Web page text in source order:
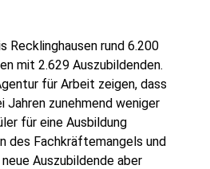
Recklinghausen rund 6.200
mit 2.629 Auszubildenden.
für Arbeit zeigen, dass
Jahren zunehmend weniger
für eine Ausbildung
des Fachkräftemangels und
Auszubildende aber